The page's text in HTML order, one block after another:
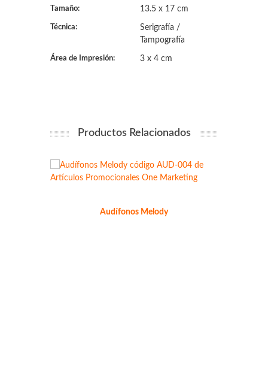
Tamaño: 13.5 x 17 cm
Técnica:
Serigrafía /
Tampografía
Área de Impresión: 3 x 4 cm
Productos Relacionados
Audífonos Melody